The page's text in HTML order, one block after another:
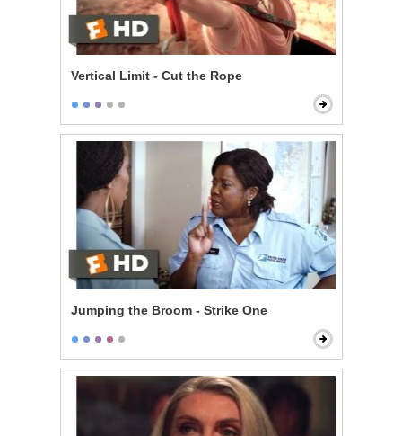
Vertical Limit - Cut the Rope
Jumping the Broom - Strike One